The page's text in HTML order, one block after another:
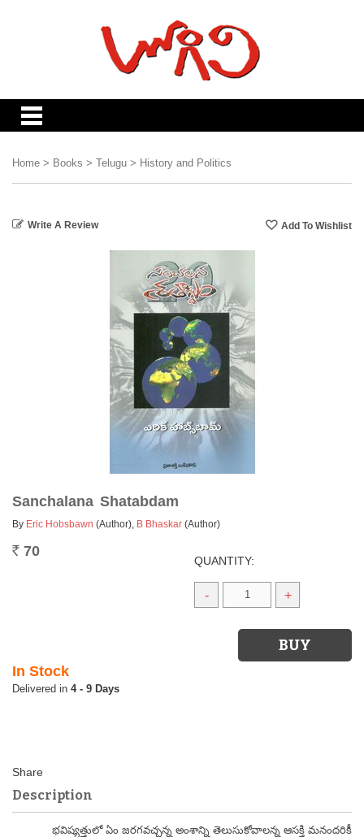
Home > Books > Telugu > History and Politics
Write A Review
Sanchalana Shatabdam
By Eric Hobsbawn (Author), B Bhaskar (Author)
Rs. 70
QUANTITY:
- +
In Stock
4 - 9 Days
Description
భవిష్యత్తులో ఏం జరగవచ్చన్న అంశాన్ని తెలుసుకోవాలన్న ఆసక్తి మనందరికీ